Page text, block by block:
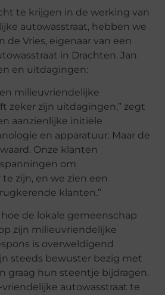
te krijgen in de werking van
autowasstraat, hebben we
de Vries, eigenaar van een
in Drachten. Jan
en uitdagingen:
milieuvriendelijke
zeker zijn uitdagingen,” zegt
aanzienlijke initiële
en apparatuur. Maar de
Onze klanten
om
zijn, en we zien een
klanten.”
de lokale gemeenschap
zijn milieuvriendelijke
is overweldigend
steeds bewuster bezig met
graag hun steentje bijdragen.
vriendelijke autowasstraat te